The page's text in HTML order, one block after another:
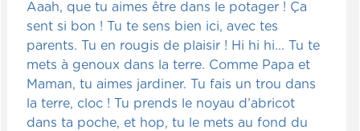
Aaah, que tu aimes être dans le potager ! Ça
sent si bon ! Tu te sens bien ici, avec tes
parents. Tu en rougis de plaisir ! Hi hi hi... Tu te
mets à genoux dans la terre. Comme Papa et
Maman, tu aimes jardiner. Tu fais un trou dans
la terre, cloc ! Tu prends le noyau d’abricot
dans ta poche, et hop, tu le mets au fond du